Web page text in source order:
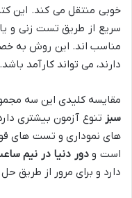
خوبی منتقل می کند. این
سریع از طریق تست زنی و
مناسب اند. این روش به
دارند، می تواند کارآمد باشد.
مقایسه کلیدی این سه
سبز تنوع آزمون بیشتری
های نموداری و تست های
است ودور دنیا در نیم
دارد و برای مرور از طریق